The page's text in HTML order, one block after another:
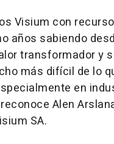
Visium con
años sabiendo
transformador y
más difícil de lo
en
Alen
SA.